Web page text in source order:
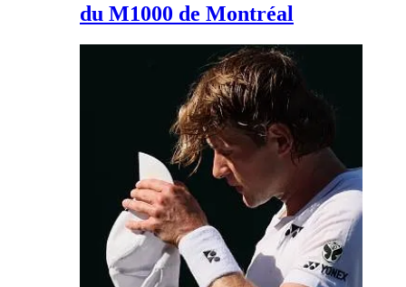
du M1000 de Montréal